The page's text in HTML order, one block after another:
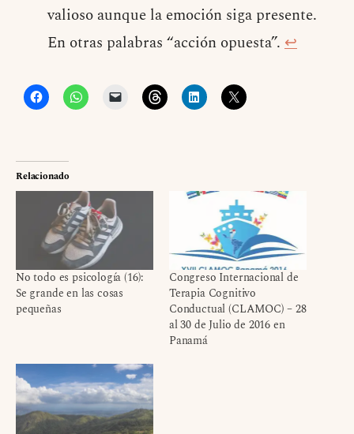
valioso aunque la emoción siga presente.
En otras palabras “acción opuesta”. ↩
Relacionado
No todo es psicología (16):
Se grande en las cosas
pequeñas
Congreso Internacional de
Terapia Cognitivo
Conductual (CLAMOC) – 28
al 30 de Julio de 2016 en
Panamá